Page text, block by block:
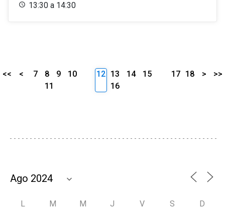
13:30 a 14:30
<< < 7 8 9
10
11
12 13 14
15
16
17 18 > >>
L M M J V S D